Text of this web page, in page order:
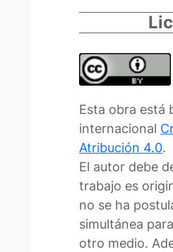
Esta obra está
internacional
Atribución 4.0.
El autor debe
trabajo es
no se ha
simultánea
otro medio.